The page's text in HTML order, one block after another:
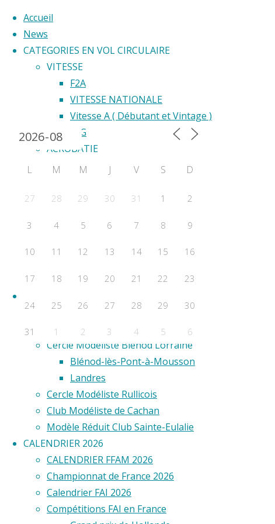
Accueil
News
CATEGORIES EN VOL CIRCULAIRE
VITESSE
F2A
VITESSE NATIONALE
Vitesse A ( Débutant et Vintage )
F2G
ACROBATIE
F2B
COURSE
F2F – Good Year
COMBAT
F2E
Aero Club de Saint-Étienne
Aéro Model Club du Limousin
Cercle Modéliste Blénod Lorraine
Blénod-lès-Pont-à-Mousson
Landres
Cercle Modéliste Rullicois
Club Modéliste de Cachan
Modèle Réduit Club Sainte-Eulalie
CALENDRIER 2026
CALENDRIER FFAM 2026
Championnat de France 2026
Calendrier FAI 2026
Compétitions FAI en France
Calendrier 2024
L M M J V S D
27 28 29 30 31 1 2
3 4 5 6 7 8 9
10 11 12 13 14 15 16
17 18 19 20 21 22 23
24 25 26 27 28 29 30
31 1 2 3 4 5 6
Évènements a venir
Aucun évènement